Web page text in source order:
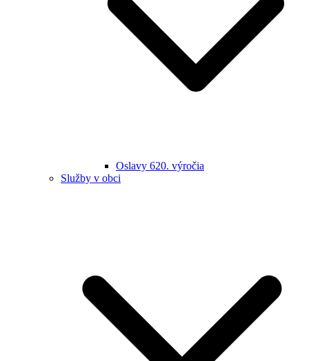
Oslavy 620. výročia
Služby v obci